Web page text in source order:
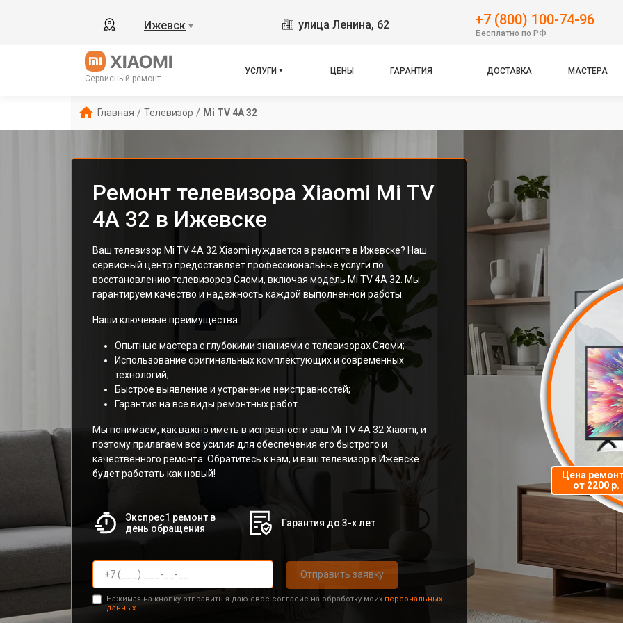
Ижевск ▼ улица Ленина, 62 +7 (800) 100-74-96
Бесплатно по РФ
Сервисный ремонт
УСЛУГИ ЦЕНЫ ГАРАНТИЯ ДОСТАВКА МАСТЕРА
Главная / Телевизор / Mi TV 4A 32
Ремонт телевизора Xiaomi Mi TV
4A 32 в Ижевске
Ваш телевизор Mi TV 4A 32 Xiaomi нуждается в ремонте в Ижевске? Наш
сервисный центр предоставляет профессиональные услуги по
восстановлению телевизоров Сяоми, включая модель Mi TV 4A 32. Мы
гарантируем качество и надежность каждой выполненной работы.
Наши ключевые преимущества:
Опытные мастера с глубокими знаниями о телевизорах Сяоми;
Использование оригинальных комплектующих и современных
технологий;
Быстрое выявление и устранение неисправностей;
Гарантия на все виды ремонтных работ.
Мы понимаем, как важно иметь в исправности ваш Mi TV 4A 32 Xiaomi, и
поэтому прилагаем все усилия для обеспечения его быстрого и
качественного ремонта. Обратитесь к нам, и ваш телевизор в Ижевске
будет работать как новый!
Экспрес1 ремонт в
день обращения
Гарантия до 3-х лет
Отправить заявку
Нажимая на кнопку отправить я даю свое согласие на обработку моих персональных
данных.
Цена
от 2200 р.